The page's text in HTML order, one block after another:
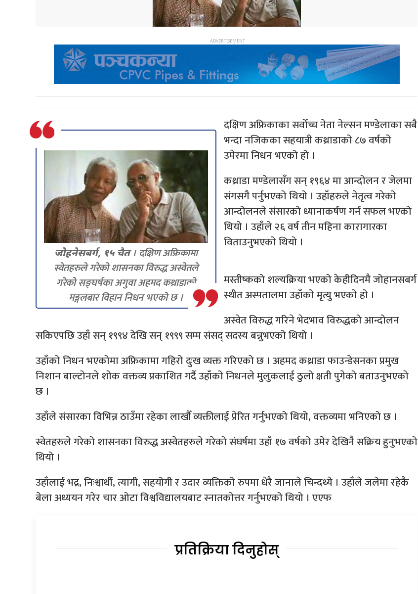
जोहनेसबर्ग, १५ चैत। दक्षिण अफ्रिकामा
स्वेतहरुले गरेको शासनका विरुद्ध अस्वेतले
गरेको सङ्घर्षका अगुवा अहमद कथ्राडाको
मङ्गलबार विहान निधन भएको छ ।
दक्षिण अफ्रिकाका सर्वोच्च नेता नेल्सन मण्डेलाका सबै
भन्दा नजिकका सहयात्री कथ्राडाको ८७ वर्षको
उमेरमा निधन भएको हो ।
कथ्राडा मण्डेलासँग सन् १९६४ मा आन्दोलन र जेलमा
संगसगै पर्नुभएको थियो । उहाँहरुले नेतृत्व गरेको
आन्दोलनले संसारको ध्यानाकर्षण गर्न सफल भएको
थियो । उहाँले २६ वर्ष तीन महिना कारागारका
विताउनुभएको थियो ।
मस्तीष्कको शल्यक्रिया भएको केहीदिनमै जोहानसबर्ग
स्थीत अस्पतालमा उहाँको मृत्यु भएको हो ।
अस्वेत विरुद्ध गरिने भेदभाव विरुद्धको आन्दोलन
सकिएपछि उहाँ सन् १९९४ देखि सन् १९९९ सम्म संसद् सदस्य बन्नुभएको थियो ।
उहाँको निधन भएकोमा अफ्रिकामा गहिरो दुःख व्यक्त गरिएको छ । अहमद कथ्राडा फाउन्डेसनका प्रमुख
निशान बाल्टोनले शोक वक्तव्य प्रकाशित गर्दै उहाँको निधनले मुलुकलाई ठुलो क्षती पुगेको बताउनुभएको
छ ।
उहाँले संसारका विभिन्न ठाउँमा रहेका लाखौँ व्यक्तीलाई प्रेरित गर्नुभएको थियो, वक्तव्यमा भनिएको छ ।
स्वेतहरुले गरेको शासनका विरुद्ध अस्वेतहरुले गरेको संघर्षमा उहाँ १७ वर्षको उमेर देखिनै सक्रिय हुनुभएको
थियो ।
उहाँलाई भद्र, निःश्वार्थी, त्यागी, सहयोगी र उदार व्यक्तिको रुपमा धेरै जानाले चिन्दथ्ये । उहाँले जलेमा रहेकै
बेला अध्ययन गरेर चार ओटा विश्वविद्यालयबाट स्नातकोत्तर गर्नुभएको थियो । एएफ
प्रतिक्रिया दिनुहोस्